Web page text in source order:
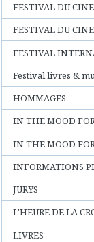
FESTIVAL DU
FESTIVAL DU
FESTIVAL
Festival livres &
HOMMAGES
IN THE MOOD
IN THE MOOD
INFORMATIONS
JURYS
L'HEURE DE LA
LIVRES